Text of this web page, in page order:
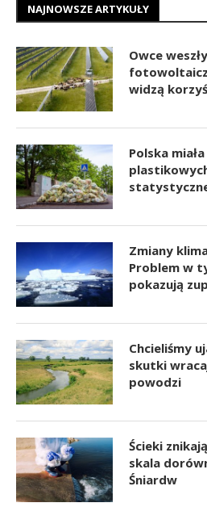
NAJNOWSZE ARTYKUŁY
Owce
widzą
Polska
Zmiany
Problem w
pokazują
Chcieliśmy
skutki
powodzi
Ścieki
skala
Śniardw